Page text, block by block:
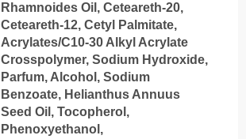
Rhamnoides Oil, Ceteareth-20,
Ceteareth-12, Cetyl Palmitate,
Acrylates/C10-30 Alkyl Acrylate
Crosspolymer, Sodium Hydroxide,
Parfum, Alcohol, Sodium
Benzoate, Helianthus Annuus
Seed Oil, Tocopherol,
Phenoxyethanol,